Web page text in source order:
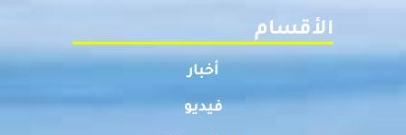
الأقسام
أخبار
فيديو